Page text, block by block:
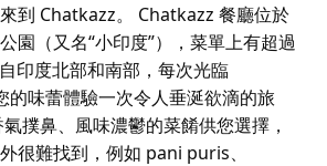
到 Chatkazz。 Chatkazz 餐廳位於
園（又名“小印度”），菜單上有超過
印度北部和南部，每次光臨
的味蕾體驗一次令人垂涎欲滴的旅
撲鼻、風味濃鬱的菜餚供您選擇，
很難找到，例如 pani puris、